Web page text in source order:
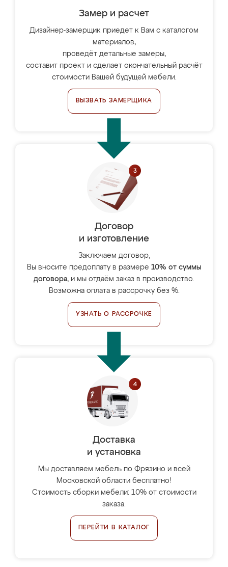
Замер и расчет
Дизайнер-замерщик приедет к Вам с каталогом
материалов,
проведёт детальные замеры,
составит проект и сделает окончательный расчёт
стоимости Вашей будущей мебели.
ВЫЗВАТЬ ЗАМЕРЩИКА
Договор
и изготовление
Заключаем договор,
Вы вносите предоплату в размере 10% от суммы
договора, и мы отдаём заказ в производство.
Возможна оплата в рассрочку без %.
УЗНАТЬ О РАССРОЧКЕ
Доставка
и установка
Мы доставляем мебель по Фрязино и всей
Московской области бесплатно!
Стоимость сборки мебели: 10% от стоимости
заказа.
ПЕРЕЙТИ В КАТАЛОГ